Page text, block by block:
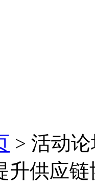
> 活动
升供应